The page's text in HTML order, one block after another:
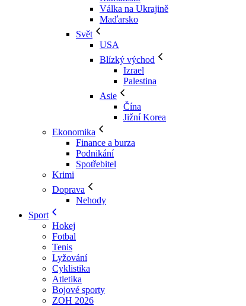
Válka na Ukrajině
Maďarsko
Svět
USA
Blízký východ
Izrael
Palestina
Asie
Čína
Jižní Korea
Ekonomika
Finance a burza
Podnikání
Spotřebitel
Krimi
Doprava
Nehody
Sport
Hokej
Fotbal
Tenis
Lyžování
Cyklistika
Atletika
Bojové sporty
ZOH 2026